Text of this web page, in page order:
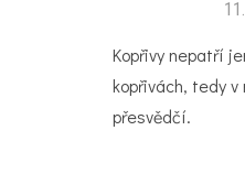
Kopřivy nepatří
kopřivách, tedy v
přesvědčí.